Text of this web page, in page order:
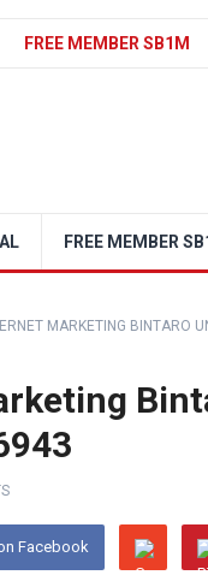
FREE MEMBER SB1M
FREE MEMBER
MARKETING BINTARO
Facebook